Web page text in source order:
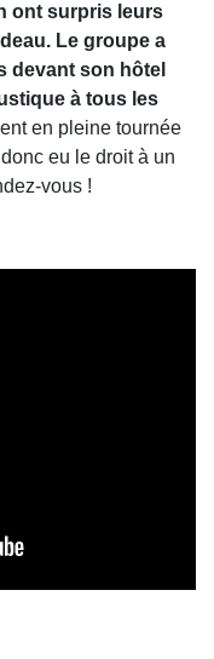
ont surpris leurs
Le groupe a
devant son hôtel
à tous les
en pleine tournée
eu le droit à un
vous !